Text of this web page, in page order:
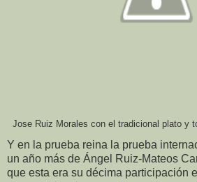
Jose Ruiz Morales con el tradicional plato y
Y en la prueba reina la prueba
un año más de Ángel Ruiz-Mateos
que esta era su décima participación